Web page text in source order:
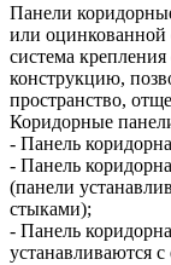
Панели
или
система
конструкцию,
пространство,
Коридорные
- Панель
- Панель
(панели
стыками);
- Панель
устанавливаются